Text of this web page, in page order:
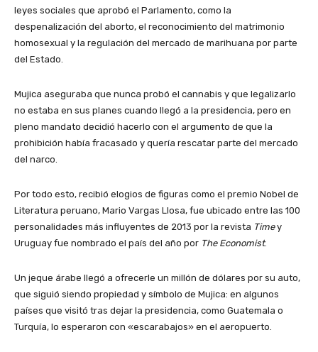
leyes sociales que aprobó el Parlamento, como la
despenalización del aborto, el reconocimiento del matrimonio
homosexual y la regulación del mercado de marihuana por parte
del Estado.
Mujica aseguraba que nunca probó el cannabis y que legalizarlo
no estaba en sus planes cuando llegó a la presidencia, pero en
pleno mandato decidió hacerlo con el argumento de que la
prohibición había fracasado y quería rescatar parte del mercado
del narco.
Por todo esto, recibió elogios de figuras como el premio Nobel de
Literatura peruano, Mario Vargas Llosa, fue ubicado entre las 100
personalidades más influyentes de 2013 por la revista Timey
Uruguay fue nombrado el país del año por The Economist.
Un jeque árabe llegó a ofrecerle un millón de dólares por su auto,
que siguió siendo propiedad y símbolo de Mujica: en algunos
países que visitó tras dejar la presidencia, como Guatemala o
Turquía, lo esperaron con «escarabajos» en el aeropuerto.